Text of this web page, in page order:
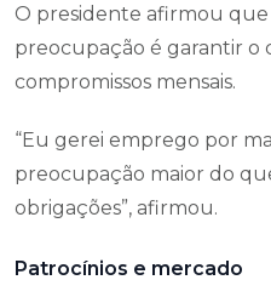
O presidente afirmou que
preocupação é garantir o
compromissos mensais.
“Eu gerei emprego por
preocupação maior do
obrigações”, afirmou.
Patrocínios e mercado